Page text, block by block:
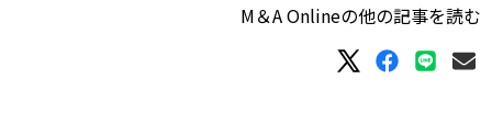
M＆A Onlineの他の記事を読む